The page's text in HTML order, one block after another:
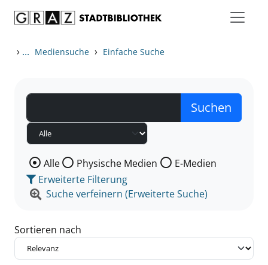
› ... Mediensuche › Einfache Suche
Wählen Sie die Medienart nach der Sie suchen wollen.
Alle Physische Medien
E-Medien
Erweiterte Filterung
Suche verfeinern (Erweiterte Suche)
Sortieren nach